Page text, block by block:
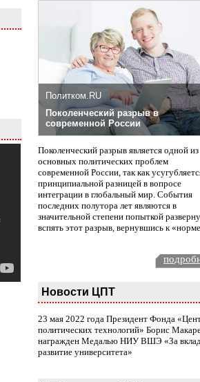
Политком.RU
Поколенческий разрыв в
современной России
Поколенческий разрыв является одной из
основных политических проблем
современной России, так как
принципиальной разницей в вопросе
интеграции в глобальный мир. События
последних полутора лет являются в
значительной степени попыткой
вспять этот разрыв, вернувшись к
Новости ЦПТ
23 мая 2022 года Президент Фонда
политических технологий» Борис
награжден Медалью НИУ ВШЭ «За
развитие университета»